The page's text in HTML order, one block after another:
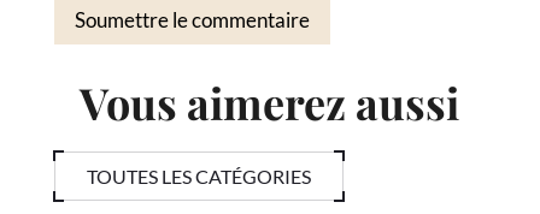
Soumettre le commentaire
Vous aimerez aussi
TOUTES LES CATÉGORIES